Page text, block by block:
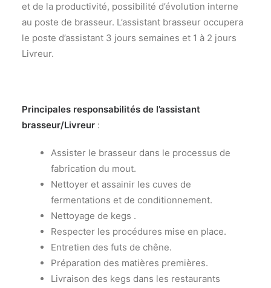
et de la productivité, possibilité d’évolution interne
au poste de brasseur. L’assistant brasseur occupera
le poste d’assistant 3 jours semaines et 1 à 2 jours
Livreur.
Principales responsabilités de l’assistant
brasseur/Livreur :
Assister le brasseur dans le processus de
fabrication du mout.
Nettoyer et assainir les cuves de
fermentations et de conditionnement.
Nettoyage de kegs .
Respecter les procédures mise en place.
Entretien des futs de chêne.
Préparation des matières premières.
Livraison des kegs dans les restaurants